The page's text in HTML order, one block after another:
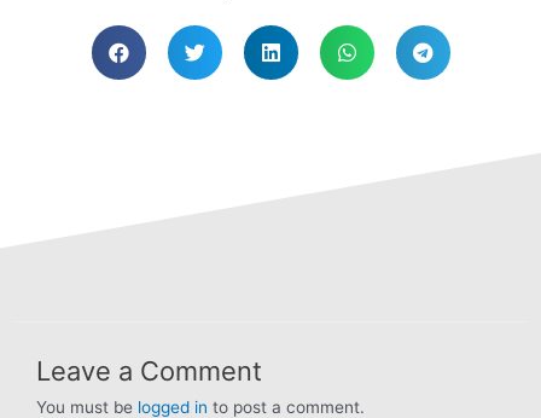
Leave a Comment
You must be logged in to post a comment.